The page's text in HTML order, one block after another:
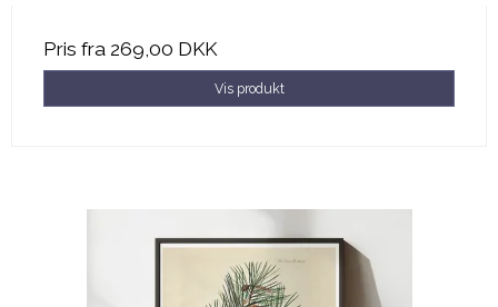
Pris fra 269,00 DKK
Vis produkt